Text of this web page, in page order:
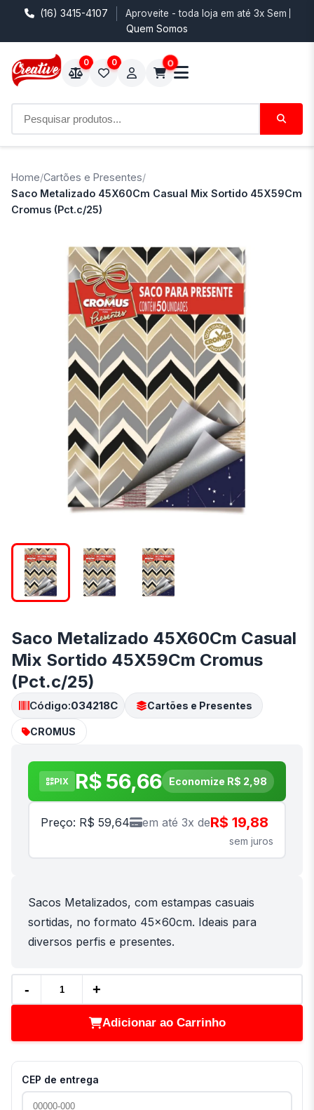
(16) 3415-4107 Aproveite - toda loja em até 3x Sem
Quem Somos
0 0 0
Home/Cartões e Presentes/
Saco Metalizado 45X60Cm Casual Mix Sortido 45X59Cm
Cromus (Pct.c/25)
Saco Metalizado 45X60Cm Casual
Mix Sortido 45X59Cm Cromus
(Pct.c/25)
Código:034218C Cartões e Presentes
CROMUS
PIX R$ 56,66 Economize R$ 2,98
Preço: R$ 59,64 em até 3x deR$ 19,88
sem juros
Sacos Metalizados, com estampas casuais
sortidas, no formato 45x60cm. Ideais para
diversos perfis e presentes.
- +
Adicionar ao Carrinho
CEP de entrega